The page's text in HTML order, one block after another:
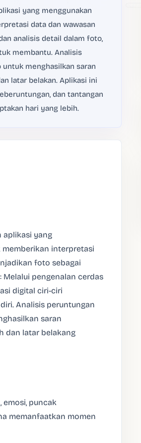
yang menggunakan
data dan wawasan
analisis detail dalam foto,
membantu. Analisis
menghasilkan saran
latar belakan. Aplikasi ini
dan tantangan
hari yang lebih.
aplikasi yang
interpretasi
foto sebagai
pengenalan cerdas
digital ciri-ciri
Analisis peruntungan
saran
dan latar belakang
emosi, puncak
memanfaatkan momen